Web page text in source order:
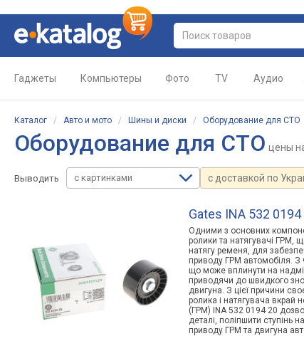
Гаджеты Компьютеры Фото TV Аудио
Каталог / Авто и мото / Шины и диски / Оборудование для СТО
Оборудование для СТО цены
Выводить с картинками с доставкой по
Gates INA 532 0194
Одними з основних
ролики та натягувачі ГРМ,
натягу ременя, для
приводу ГРМ автомобіля. З
що може вплинути на
приводячи до швидкого
двигуна. З цієї причини
ролика і натягувача вкрай
(ГРМ) INA 532 0194 20
деталі, поліпшити ступінь
приводу ГРМ та двигуна